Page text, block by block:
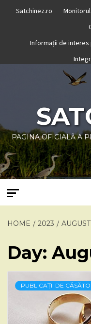
Satchinez.ro
Informații de interes
PAGINA OFICIALĂ A
HOME 2023 AUGUST
Day:
PUBLICAȚII DE